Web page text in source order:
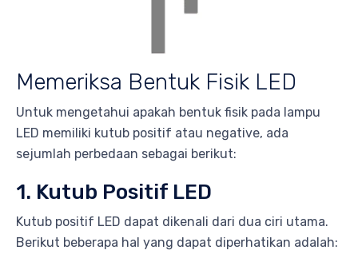
Memeriksa Bentuk Fisik LED
Untuk mengetahui apakah bentuk fisik pada lampu
LED memiliki kutub positif atau negative, ada
sejumlah perbedaan sebagai berikut:
1. Kutub Positif LED
Kutub positif LED dapat dikenali dari dua ciri utama.
Berikut beberapa hal yang dapat diperhatikan adalah: